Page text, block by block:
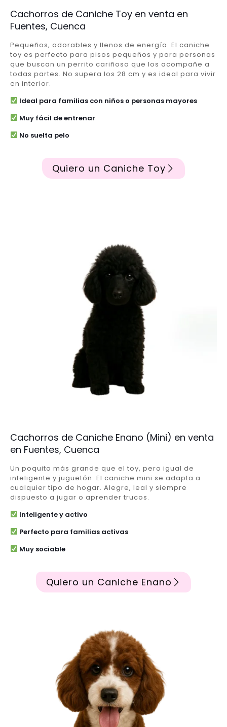
Cachorros de Caniche Toy en venta en
Fuentes, Cuenca
Pequeños, adorables y llenos de energía. El caniche
toy es perfecto para pisos pequeños y para personas
que buscan un perrito cariñoso que los acompañe a
todas partes. No supera los 28 cm y es ideal para vivir
en interior.
Ideal para familias con niños o personas mayores
Muy fácil de entrenar
No suelta pelo
Quiero un Caniche Toy
Cachorros de Caniche Enano (Mini) en venta
en Fuentes, Cuenca
Un poquito más grande que el toy, pero igual de
inteligente y juguetón. El caniche mini se adapta a
cualquier tipo de hogar. Alegre, leal y siempre
dispuesto a jugar o aprender trucos.
Inteligente y activo
Perfecto para familias activas
Muy sociable
Quiero un Caniche Enano